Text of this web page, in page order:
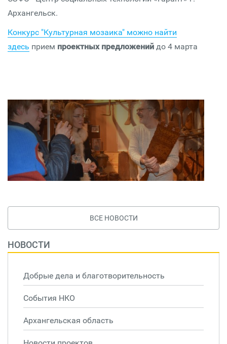
Архангельск.
Конкурс "Культурная мозаика" можно найти
здесь прием проектных предложений до 4 марта
ВСЕ НОВОСТИ
НОВОСТИ
Добрые дела и благотворительность
События НКО
Архангельская область